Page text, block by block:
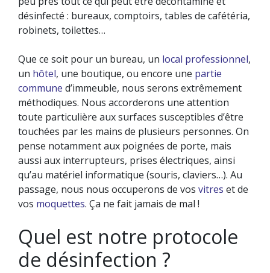
désinfecté : bureaux, comptoirs, tables de cafétéria,
robinets, toilettes…
Que ce soit pour un bureau, un local professionnel,
un hôtel, une boutique, ou encore une partie
commune d’immeuble, nous serons extrêmement
méthodiques. Nous accorderons une attention
toute particulière aux surfaces susceptibles d’être
touchées par les mains de plusieurs personnes. On
pense notamment aux poignées de porte, mais
aussi aux interrupteurs, prises électriques, ainsi
qu’au matériel informatique (souris, claviers…). Au
passage, nous nous occuperons de vos vitres et de
vos moquettes. Ça ne fait jamais de mal !
Quel est notre protocole
de désinfection ?